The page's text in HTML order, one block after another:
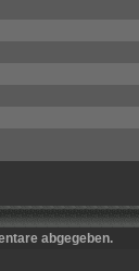
abgegeben.